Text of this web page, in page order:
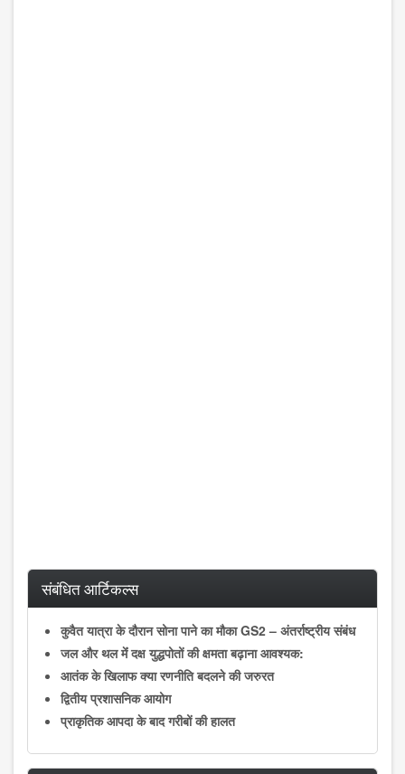
संबंधित आर्टिकल्स
कुवैत यात्रा के दौरान सोना पाने का मौका GS2 – अंतर्राष्ट्रीय संबंध
जल और थल मेंं दक्ष युद्धपोतों की क्षमता बढ़ाना आवश्यक:
आतंक के खिलाफ क्या रणनीति बदलने की जरुरत
द्वितीय प्रशासनिक आयोग
प्राकृतिक आपदा के बाद गरीबों की हालत